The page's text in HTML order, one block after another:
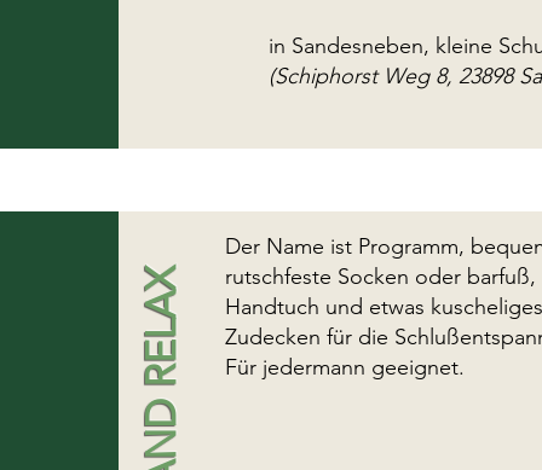
in Sandesneben, kleine
(Schiphorst Weg 8, 23898
Der Name ist Programm,
rutschfeste Socken oder barfuß,
Handtuch und etwas
Zudecken für die
Für jedermann geeignet.